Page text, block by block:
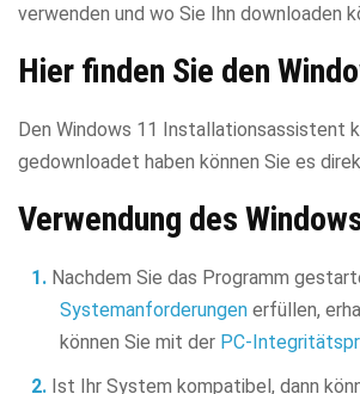
verwenden und wo Sie Ihn downloaden
Hier finden Sie den
Den Windows 11 Installationsassistent
gedownloadet haben können Sie es
Verwendung des
Nachdem Sie das Programm
Systemanforderungen erfüllen,
können Sie mit der PC-
Ist Ihr System kompatibel, dann